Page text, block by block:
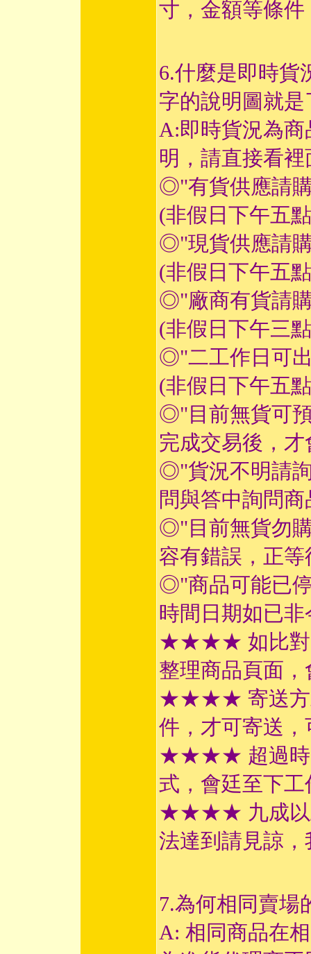
寸，金額等條
6.什麼是即時貨
字的說明圖就是
A:即時貨況為
明，請直接看
◎"有貨供應請
(非假日下午五
◎"現貨供應請
(非假日下午五
◎"廠商有貨請
(非假日下午三
◎"二工作日可
(非假日下午五
◎"目前無貨可
完成交易後，
◎"貨況不明請
問與答中詢問
◎"目前無貨勿
容有錯誤，正
◎"商品可能已
時間日期如已
★★★★ 如比對
整理商品頁面
★★★★ 寄送方
件，才可寄送
★★★★ 超過時
式，會廷至下
★★★★ 九成以
法達到請見諒
7.為何相同賣場
A: 相同商品在